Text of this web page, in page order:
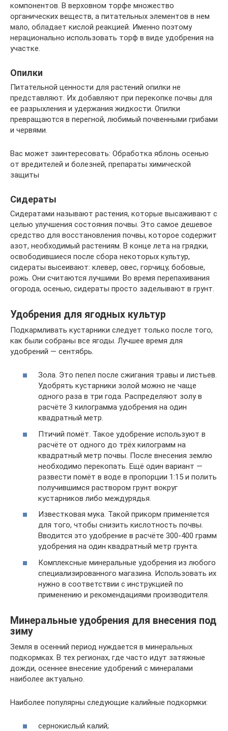
компонентов. В верховном торфе множество
органических веществ, а питательных элементов в нем
мало, обладает кислой реакцией. Именно поэтому
нерационально использовать торф в виде удобрения на
участке.
Опилки
Питательной ценности для растений опилки не
представляют. Их добавляют при перекопке почвы для
ее разрыхления и удержания жидкости. Опилки
превращаются в перегной, любимый почвенными грибами
и червями.
Вас может заинтересовать: Обработка яблонь осенью
от вредителей и болезней, препараты химической
защиты
Сидераты
Сидератами называют растения, которые высаживают с
целью улучшения состояния почвы. Это самое дешевое
средство для восстановления почвы, которое содержит
азот, необходимый растениям. В конце лета на грядки,
освободившиеся после сбора некоторых культур,
сидераты высеивают: клевер, овес, горчицу, бобовые,
рожь. Они считаются лучшими. Во время перепахивания
огорода, осенью, сидераты просто заделывают в грунт.
Удобрения для ягодных культур
Подкармливать кустарники следует только после того,
как были собраны все ягоды. Лучшее время для
удобрений — сентябрь.
Зола. Это пепел после сжигания травы и листьев.
Удобрять кустарники золой можно не чаще
одного раза в три года. Распределяют золу в
расчёте 3 килограмма удобрения на один
квадратный метр.
Птичий помёт. Такое удобрение используют в
расчёте от одного до трёх килограмм на
квадратный метр почвы. После внесения землю
необходимо перекопать. Ещё один вариант —
развести помёт в воде в пропорции 1:15 и полить
получившимся раствором грунт вокруг
кустарников либо междурядья.
Известковая мука. Такой прикорм применяется
для того, чтобы снизить кислотность почвы.
Вводится это удобрение в расчёте 300-400 грамм
удобрения на один квадратный метр грунта.
Комплексные минеральные удобрения из любого
специализированного магазина. Использовать их
нужно в соответствии с инструкцией по
применению и рекомендациями производителя.
Минеральные удобрения для внесения под
зиму
Земля в осенний период нуждается в минеральных
подкормках. В тех регионах, где часто идут затяжные
дожди, осеннее внесение удобрений с минералами
наиболее актуально.
Наиболее популярны следующие калийные подкормки:
сернокислый калий;